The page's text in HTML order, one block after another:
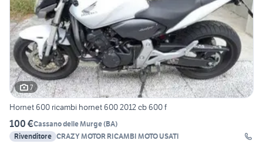
7
Hornet 600 ricambi hornet 600 2012 cb 600 f
100 €Cassano delle Murge(BA)
Rivenditore CRAZY MOTOR RICAMBI MOTO USATI